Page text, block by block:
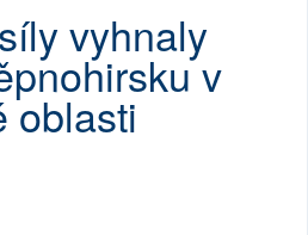
vyhnaly
v
oblasti